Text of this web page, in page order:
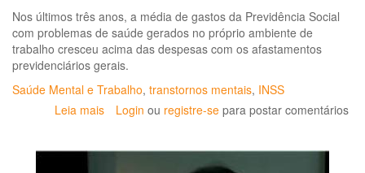
Nos últimos três anos, a média de gastos da Previdência Social
com problemas de saúde gerados no próprio ambiente de
trabalho cresceu acima das despesas com os afastamentos
previdenciários gerais.
Saúde Mental e Trabalho, transtornos mentais, INSS
Leia mais sobre
Login ou registre-se para postar comentários